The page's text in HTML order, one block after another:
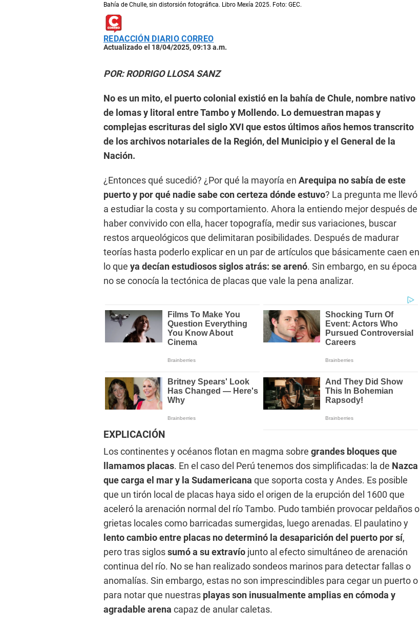
Bahía de Chulle, sin distorsión fotográfica. Libro Mexía 2025. Foto: GEC.
REDACCIÓN DIARIO CORREO
Actualizado el 18/04/2025, 09:13 a.m.
POR: RODRIGO LLOSA SANZ
No es un mito, el puerto colonial existió en la bahía de Chule, nombre nativo
de lomas y litoral entre Tambo y Mollendo. Lo demuestran mapas y
complejas escrituras del siglo XVI que estos últimos años hemos transcrito
de los archivos notariales de la Región, del Municipio y el General de la
Nación.
¿Entonces qué sucedió? ¿Por qué la mayoría en Arequipa no sabía de este
puerto y por qué nadie sabe con certeza dónde estuvo? La pregunta me llevó
a estudiar la costa y su comportamiento. Ahora la entiendo mejor después de
haber convivido con ella, hacer topografía, medir sus variaciones, buscar
restos arqueológicos que delimitaran posibilidades. Después de madurar
teorías hasta poderlo explicar en un par de artículos que básicamente caen en
lo que ya decían estudiosos siglos atrás: se arenó. Sin embargo, en su época
no se conocía la tectónica de placas que vale la pena analizar.
EXPLICACIÓN
Los continentes y océanos flotan en magma sobre grandes bloques que
llamamos placas. En el caso del Perú tenemos dos simplificadas: la de Nazca
que carga el mar y la Sudamericana que soporta costa y Andes. Es posible
que un tirón local de placas haya sido el origen de la erupción del 1600 que
aceleró la arenación normal del río Tambo. Pudo también provocar peldaños o
grietas locales como barricadas sumergidas, luego arenadas. El paulatino y
lento cambio entre placas no determinó la desaparición del puerto por sí,
pero tras siglossumó a su extravío junto al efecto simultáneo de arenación
continua del río. No se han realizado sondeos marinos para detectar fallas o
anomalías. Sin embargo, estas no son imprescindibles para cegar un puerto o
para notar que nuestras playas son inusualmente amplias en cómoda y
agradable arena capaz de anular caletas.